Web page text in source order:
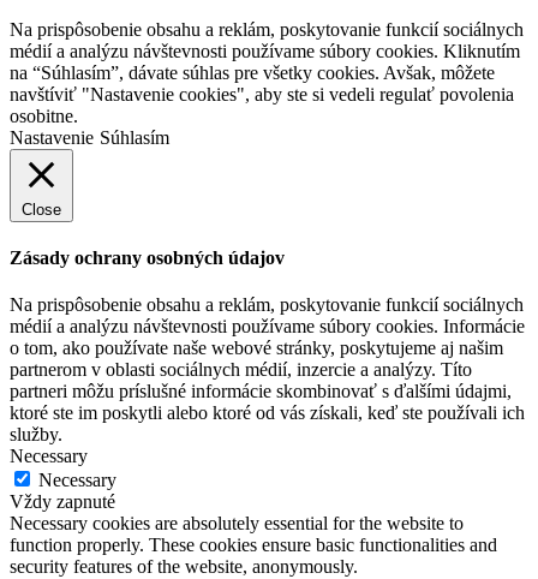
Na prispôsobenie obsahu a reklám, poskytovanie funkcií sociálnych
médií a analýzu návštevnosti používame súbory cookies. Kliknutím
na “Súhlasím”, dávate súhlas pre všetky cookies. Avšak, môžete
navštíviť "Nastavenie cookies", aby ste si vedeli regulať povolenia
osobitne.
Nastavenie Súhlasím
Close
Zásady ochrany osobných údajov
Na prispôsobenie obsahu a reklám, poskytovanie funkcií sociálnych
médií a analýzu návštevnosti používame súbory cookies. Informácie
o tom, ako používate naše webové stránky, poskytujeme aj našim
partnerom v oblasti sociálnych médií, inzercie a analýzy. Títo
partneri môžu príslušné informácie skombinovať s ďalšími údajmi,
ktoré ste im poskytli alebo ktoré od vás získali, keď ste používali ich
služby.
Necessary
Necessary
Vždy zapnuté
Necessary cookies are absolutely essential for the website to
function properly. These cookies ensure basic functionalities and
security features of the website, anonymously.